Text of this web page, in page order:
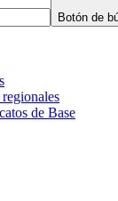
Botón de
de Base